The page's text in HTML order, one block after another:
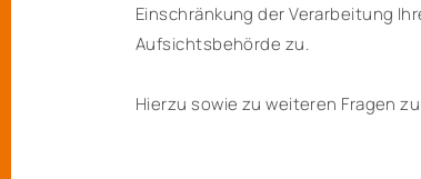
Einschränkung der Verarbeitung
Aufsichtsbehörde zu.
Hierzu sowie zu weiteren Fragen